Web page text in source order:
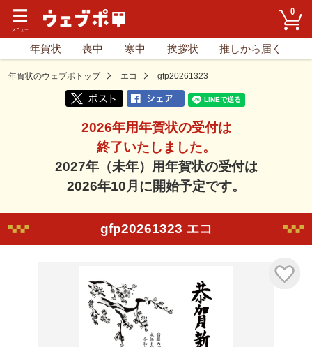
0
年賀状 喪中 寒中 挨拶状 推しから届く
年賀状のウェブポトップ エコ gfp20261323
2026年用年賀状の受付は
終了いたしました。
2027年（未年）用年賀状の受付は
2026年10月に開始予定です。
gfp20261323 エコ